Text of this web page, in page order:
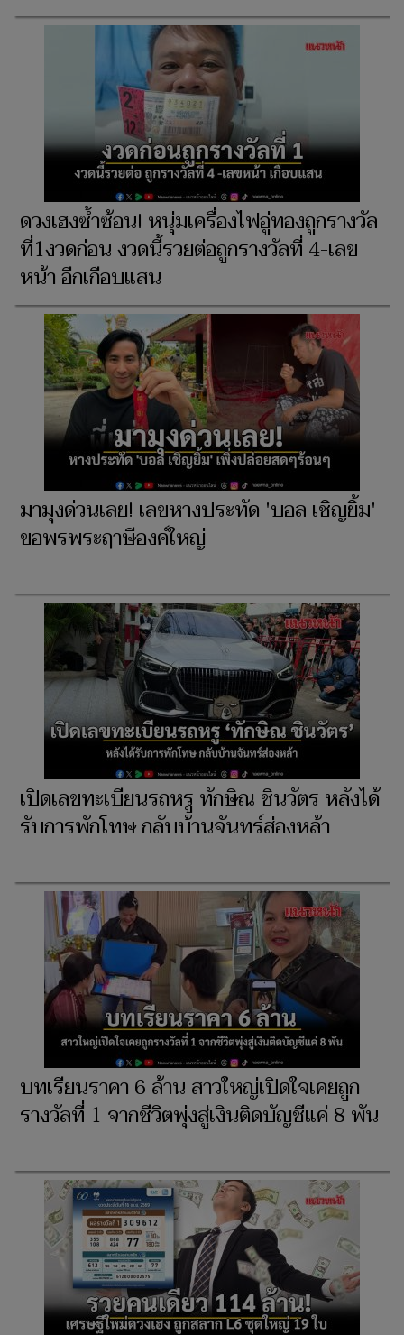
ดวงเฮงซ้ำซ้อน! หนุ่มเครื่องไฟอู่ทองถูกรางวัล
ที่1งวดก่อน งวดนี้รวยต่อถูกรางวัลที่ 4-เลข
หน้า อีกเกือบแสน
มามุงด่วนเลย! เลขหางประทัด 'บอล เชิญยิ้ม'
ขอพรพระฤาษีองค์ใหญ่
เปิดเลขทะเบียนรถหรู ทักษิณ ชินวัตร หลังได้
รับการพักโทษ กลับบ้านจันทร์ส่องหล้า
บทเรียนราคา 6 ล้าน สาวใหญ่เปิดใจเคยถูก
รางวัลที่ 1 จากชีวิตพุ่งสู่เงินติดบัญชีแค่ 8 พัน